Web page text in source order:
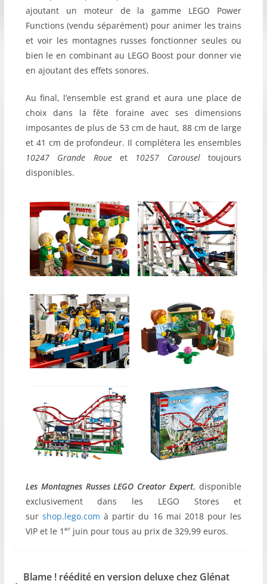
ajoutant un moteur de la gamme LEGO Power
Functions (vendu séparément) pour animer les trains
et voir les montagnes russes fonctionner seules ou
bien le en combinant au LEGO Boost pour donner vie
en ajoutant des effets sonores.
Au final, l’ensemble est grand et aura une place de
choix dans la fête foraine avec ses dimensions
imposantes de plus de 53 cm de haut, 88 cm de large
et 41 cm de profondeur. Il complétera les ensembles
10247 Grande Roueet 10257 Carouseltoujours
disponibles.
Les Montagnes Russes LEGO Creator Expert, disponible
exclusivement dans les LEGO Stores et
sur shop.lego.com à partir du 16 mai 2018 pour les
VIP et le 1 erjuin pour tous au prix de 329,99 euros.
Blame ! réédité en version deluxe chez Glénat